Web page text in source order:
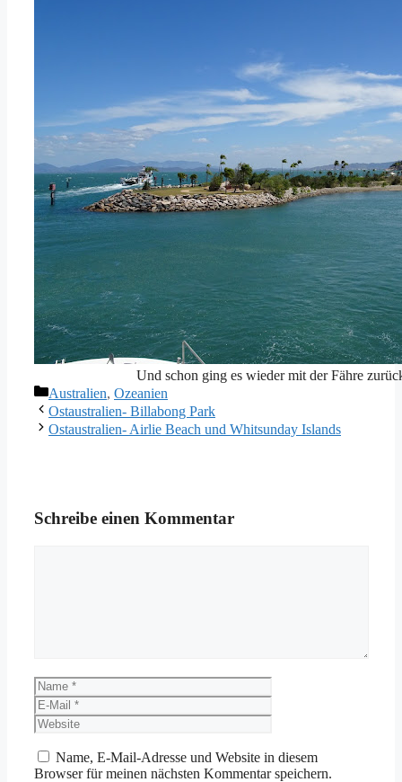
Und schon ging es wieder mit der Fähre
Kategorien
Australien, Ozeanien
Ostaustralien- Billabong Park
Ostaustralien- Airlie Beach und Whitsunday Islands
Schreibe einen Kommentar
Name
Mail
Name, E-Mail-Adresse und Website in diesem
Browser für meinen nächsten Kommentar speichern.